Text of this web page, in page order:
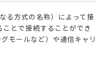
る方式の名称）によって接
とで接続することができ
モールなど）や通信キャリ